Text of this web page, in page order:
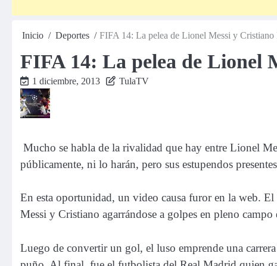
Inicio Deportes FIFA 14: La pelea de Lionel Messi y Cristiano
FIFA 14: La pelea de Lionel
1 diciembre, 2013 TulaTV
Mucho se habla de la rivalidad que hay entre Lionel
públicamente, ni lo harán, pero sus estupendos
En esta oportunidad, un video causa furor en la web.
Messi y Cristiano agarrándose a golpes en pleno campo
Luego de convertir un gol, el luso emprende una